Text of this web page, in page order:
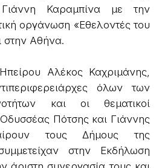
Γιάννη Καραμπίνα με την
οργάνωση «Εθελοντές του
στην Αθήνα.
Αλέκος Καχριμάνης,
όλων των
και οι θεματικοί
Πότσης και Γιάννης
τους Δήμους της
στην Εκδήλωση